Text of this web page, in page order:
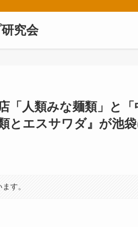
究会
「人類みな麺類」と
とエスサワダ』が池
す。